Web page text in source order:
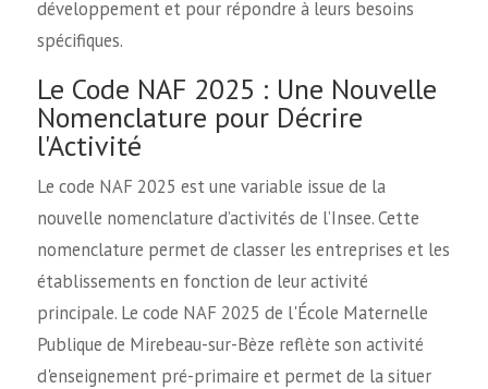
développement et pour répondre à leurs besoins
spécifiques.
Le Code NAF 2025 : Une Nouvelle
Nomenclature pour Décrire
l'Activité
Le code NAF 2025 est une variable issue de la
nouvelle nomenclature d’activités de l’Insee. Cette
nomenclature permet de classer les entreprises et les
établissements en fonction de leur activité
principale. Le code NAF 2025 de l'École Maternelle
Publique de Mirebeau-sur-Bèze reflète son activité
d'enseignement pré-primaire et permet de la situer